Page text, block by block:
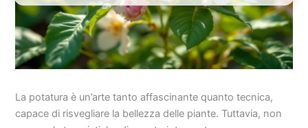
La potatura è un’arte tanto affascinante quanto tecnica,
capace di risvegliare la bellezza delle piante. Tuttavia, non